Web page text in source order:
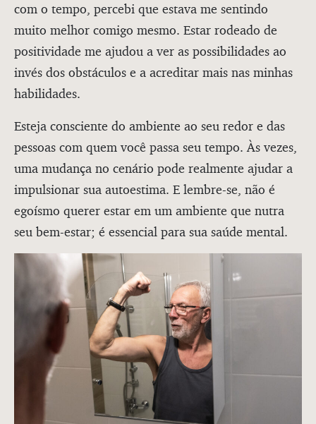
com o tempo, percebi que estava me sentindo
muito melhor comigo mesmo. Estar rodeado de
positividade me ajudou a ver as possibilidades ao
invés dos obstáculos e a acreditar mais nas minhas
habilidades.
Esteja consciente do ambiente ao seu redor e das
pessoas com quem você passa seu tempo. Às vezes,
uma mudança no cenário pode realmente ajudar a
impulsionar sua autoestima. E lembre-se, não é
egoísmo querer estar em um ambiente que nutra
seu bem-estar; é essencial para sua saúde mental.